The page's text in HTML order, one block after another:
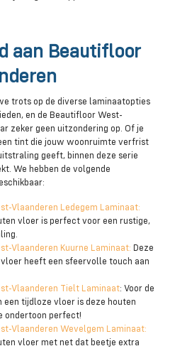
aan Beautifloor
trots op de diverse laminaatopties
en de Beautifloor West-
zeker geen uitzondering op. Of je
tint die jouw woonruimte verfrist
geeft, binnen deze serie
We hebben de volgende
Vlaanderen Ledegem Laminaat:
vloer is perfect voor een rustige,
Vlaanderen Kuurne Laminaat: Deze
heeft een sfeervolle touch aan
Vlaanderen Tielt Laminaat: Voor de
een tijdloze vloer is deze houten
ondertoon perfect!
Vlaanderen Wevelgem Laminaat:
vloer met net dat beetje extra